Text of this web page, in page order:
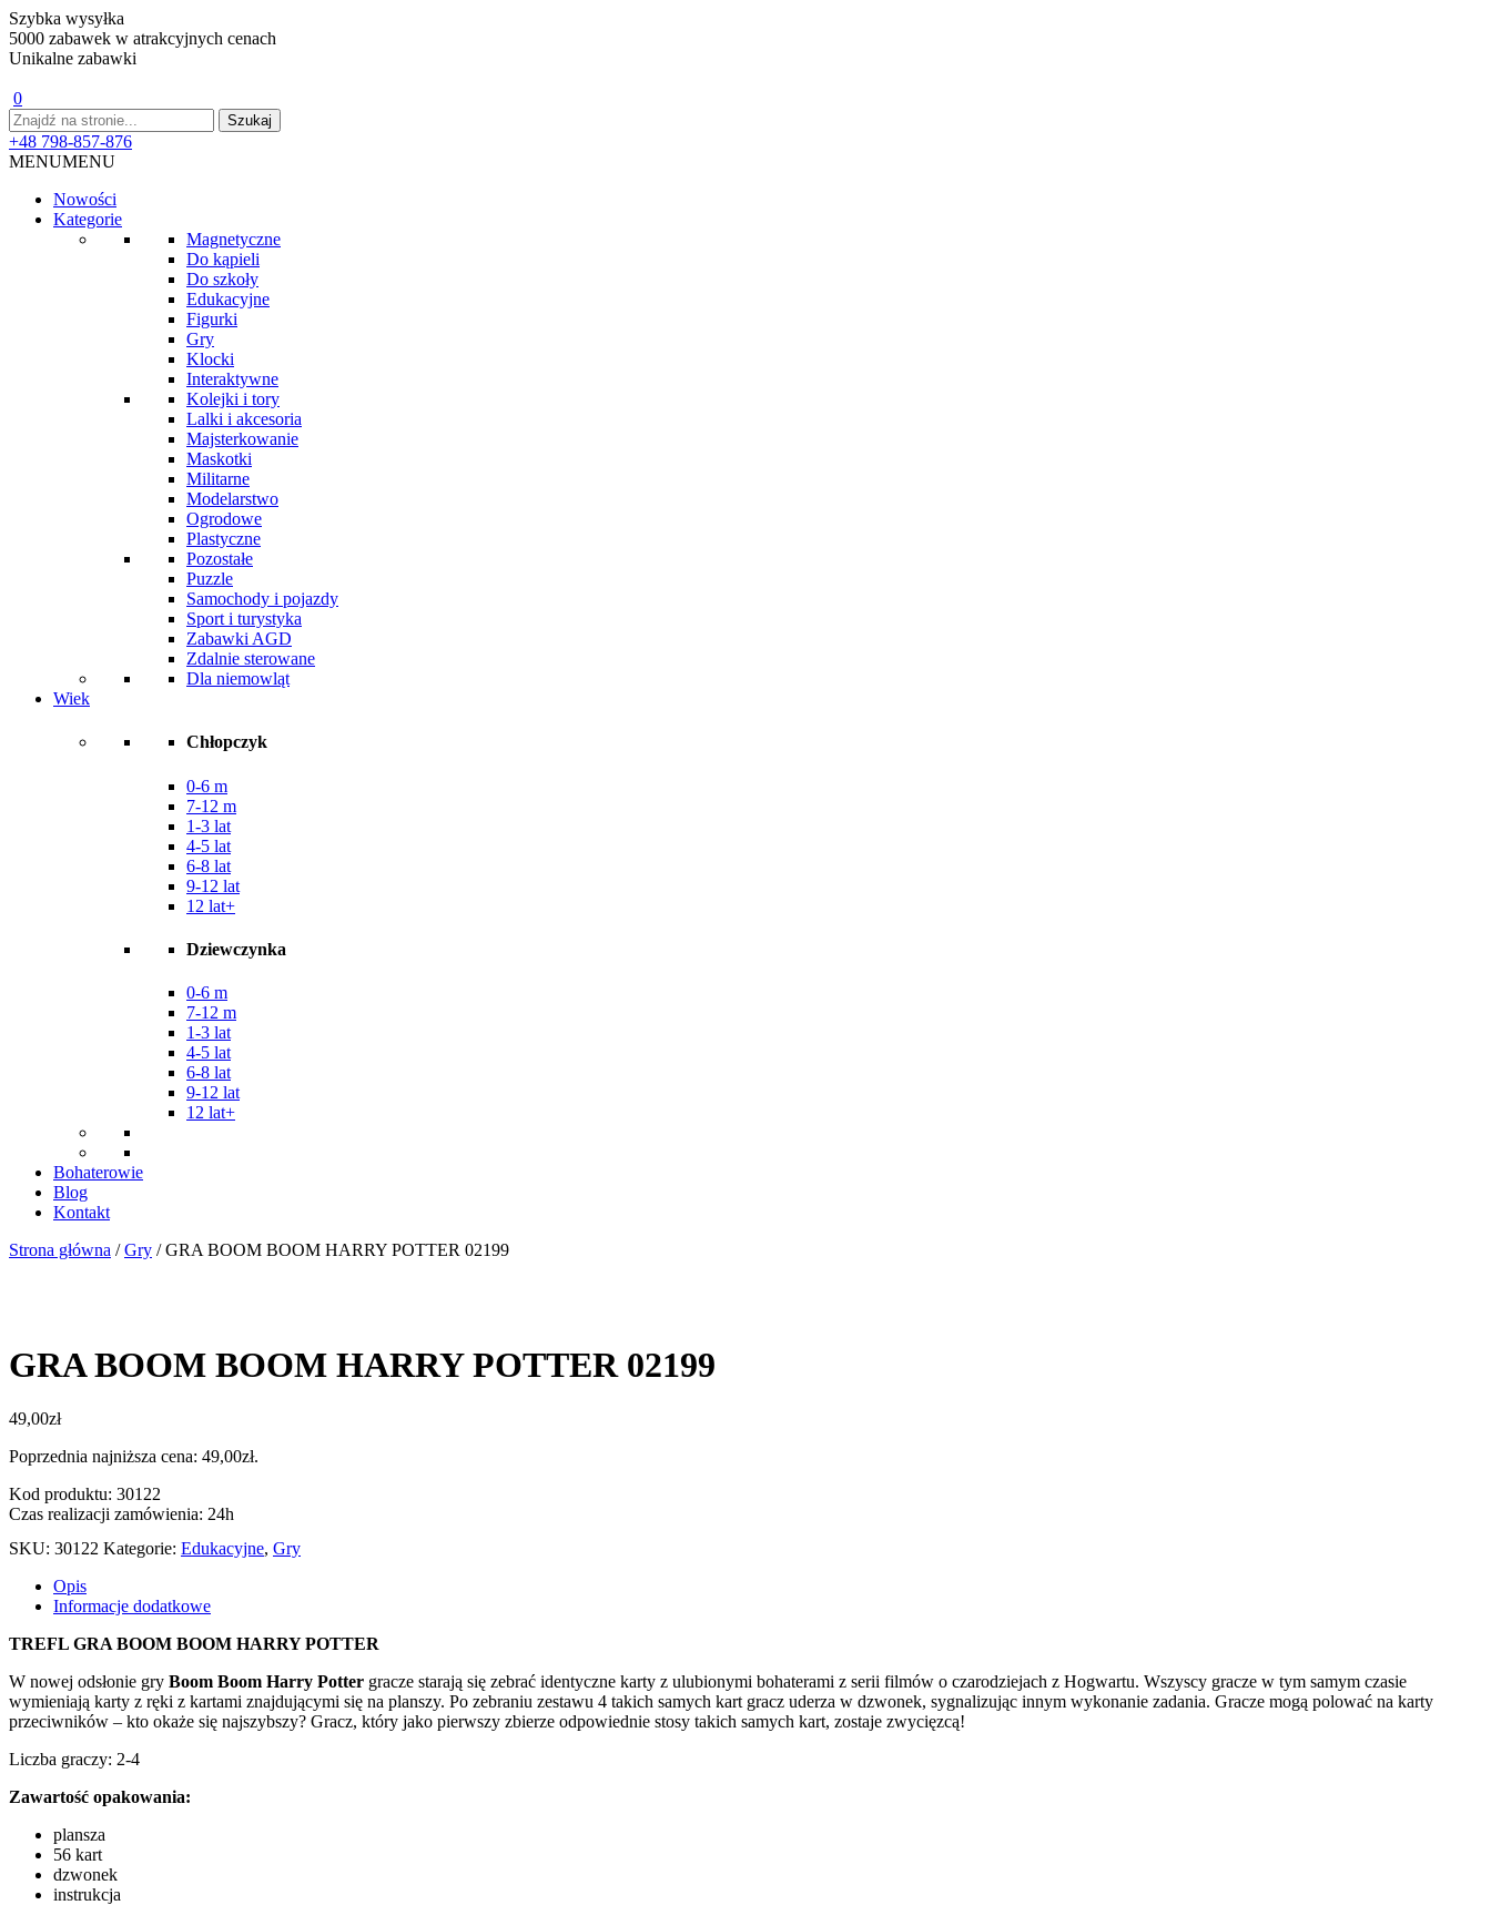
Szybka wysyłka
5000 zabawek w atrakcyjnych cenach
Unikalne zabawki
0
+48 798-857-876
MENUMENU
Nowości
Kategorie
Magnetyczne
Do kąpieli
Do szkoły
Edukacyjne
Figurki
Gry
Klocki
Interaktywne
Kolejki i tory
Lalki i akcesoria
Majsterkowanie
Maskotki
Militarne
Modelarstwo
Ogrodowe
Plastyczne
Pozostałe
Puzzle
Samochody i pojazdy
Sport i turystyka
Zabawki AGD
Zdalnie sterowane
Dla niemowląt
Wiek
Chłopczyk
0-6 m
7-12 m
1-3 lat
4-5 lat
6-8 lat
9-12 lat
12 lat+
Dziewczynka
0-6 m
7-12 m
1-3 lat
4-5 lat
6-8 lat
9-12 lat
12 lat+
Bohaterowie
Blog
Kontakt
Strona główna /Gry / GRA BOOM BOOM HARRY POTTER 02199
GRA BOOM BOOM HARRY POTTER 02199
49,00zł
Poprzednia najniższa cena: 49,00zł.
Kod produktu: 30122
Czas realizacji zamówienia: 24h
SKU: 30122 Kategorie: Edukacyjne, Gry
Opis
Informacje dodatkowe
TREFL GRA BOOM BOOM HARRY POTTER
W nowej odsłonie gry Boom Boom Harry Potter gracze starają się zebrać identyczne karty z ulubionymi bohaterami z serii filmów o czarodziejach z Hogwartu. Wszyscy gracze w tym samym czasie
wymieniają karty z ręki z kartami znajdującymi się na planszy. Po zebraniu zestawu 4 takich samych kart gracz uderza w dzwonek, sygnalizując innym wykonanie zadania. Gracze mogą polować na karty
przeciwników – kto okaże się najszybszy? Gracz, który jako pierwszy zbierze odpowiednie stosy takich samych kart, zostaje zwycięzcą!
Liczba graczy: 2-4
Zawartość opakowania:
plansza
56 kart
dzwonek
instrukcja